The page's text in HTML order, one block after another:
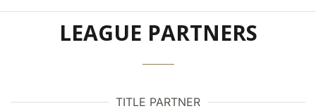
LEAGUE PARTNERS
TITLE PARTNER